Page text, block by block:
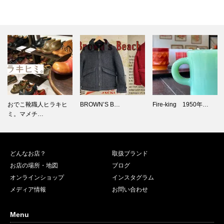
BROWN’S B… Fire-king 1950年… 1960年代のFire-kin…
どんなお店？
取扱ブランド
お店の場所・地図
ブログ
オンラインショップ
インスタグラム
メディア情報
お問い合わせ
Menu